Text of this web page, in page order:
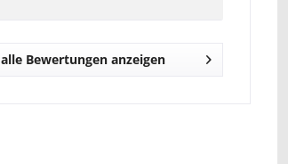
alle Bewertungen anzeigen